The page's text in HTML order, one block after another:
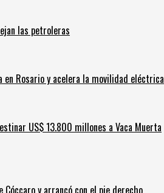
las petroleras
en Rosario y acelera la movilidad eléctrica
US$ 13.800 millones a Vaca Muerta